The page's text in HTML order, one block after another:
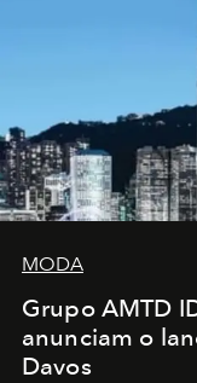
MODA
Grupo AMTD
anunciam o
Davos